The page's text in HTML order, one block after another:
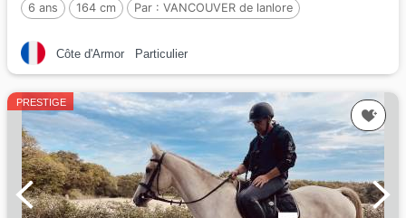
6 ans
164 cm Par : VANCOUVER de lanlore
Côte d'Armor Particulier
PRESTIGE